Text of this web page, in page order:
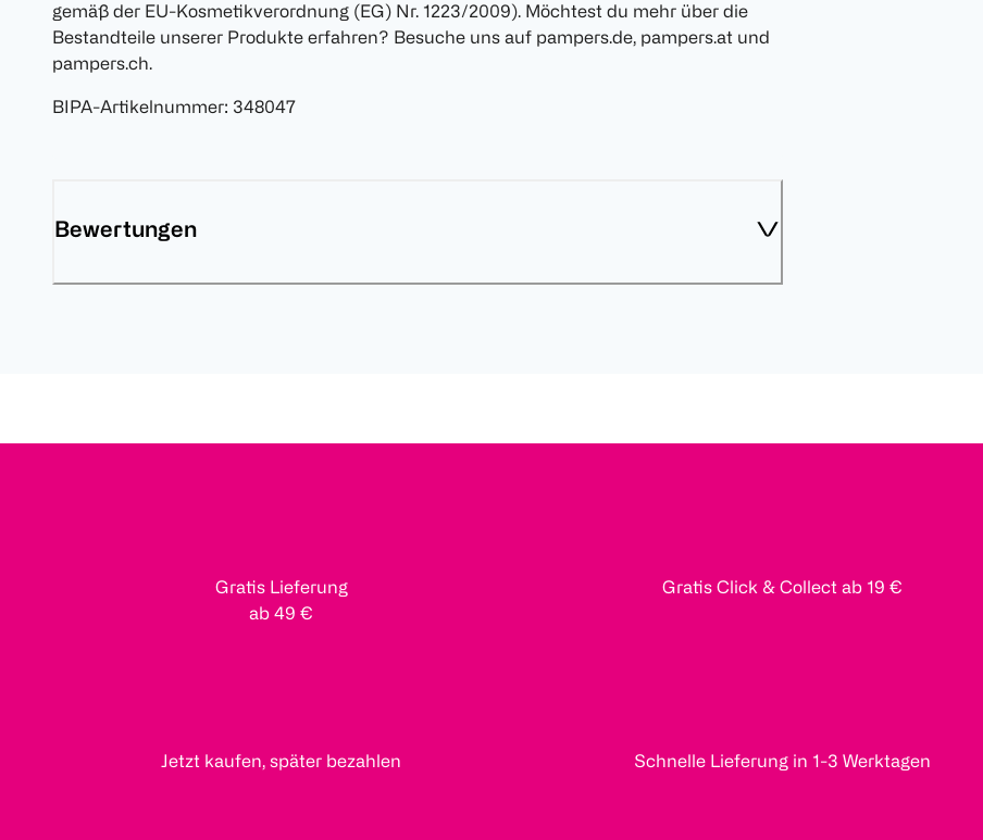
gemäß der EU-Kosmetikverordnung (EG) Nr. 1223/2009). Möchtest du mehr über die
Bestandteile unserer Produkte erfahren? Besuche uns auf pampers.de, pampers.at und
pampers.ch.
BIPA-Artikelnummer: 348047
Bewertungen
Gratis Lieferung
ab 49 €
Gratis Click & Collect ab 19 €
Jetzt kaufen, später bezahlen Schnelle Lieferung in 1-3 Werktagen